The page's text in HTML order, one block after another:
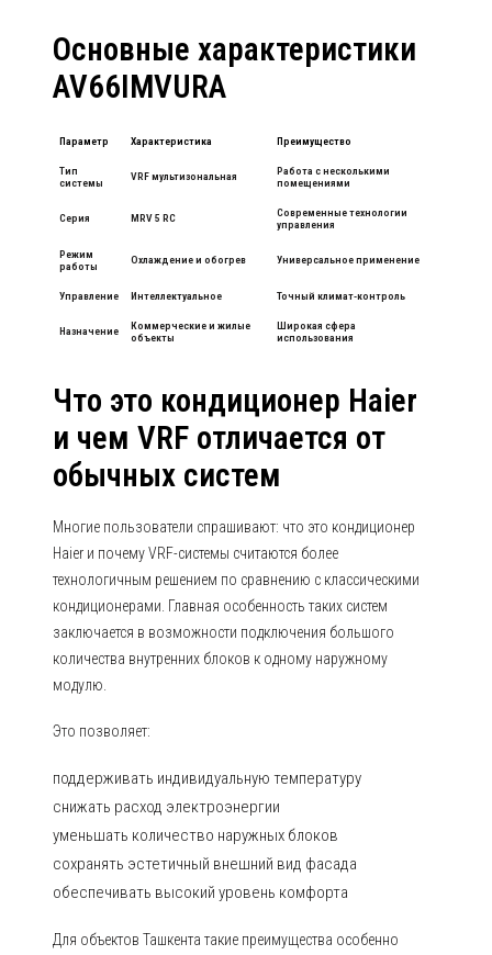
Основные характеристики
AV66IMVURA
Параметр Характеристика Преимущество
Тип
системы
VRF мультизональная
Работа с несколькими
помещениями
Серия MRV 5 RC
Современные технологии
управления
Режим
работы
Охлаждение и обогрев Универсальное применение
Управление Интеллектуальное Точный климат-контроль
Назначение
Коммерческие и жилые
объекты
Широкая сфера
использования
Что это кондиционер Haier
и чем VRF отличается от
обычных систем
Многие пользователи спрашивают: что это кондиционер
Haier и почему VRF-системы считаются более
технологичным решением по сравнению с классическими
кондиционерами. Главная особенность таких систем
заключается в возможности подключения большого
количества внутренних блоков к одному наружному
модулю.
Это позволяет:
поддерживать индивидуальную температуру
снижать расход электроэнергии
уменьшать количество наружных блоков
сохранять эстетичный внешний вид фасада
обеспечивать высокий уровень комфорта
Для объектов Ташкента такие преимущества особенно